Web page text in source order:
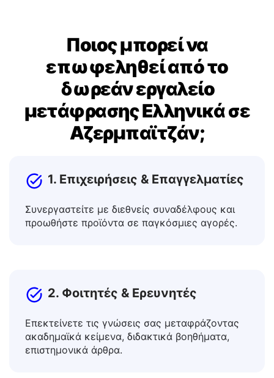
Ποιος μπορεί να
επωφεληθεί από το
δωρεάν εργαλείο
μετάφρασης Ελληνικά σε
1. Επιχειρήσεις & Επαγγελματίες
2. Φοιτητές & Ερευνητές
Επεκτείνετε τις γνώσεις σας μεταφράζοντας